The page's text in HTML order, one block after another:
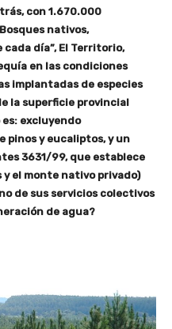
con 1.670.000
nativos,
día”, El Territorio,
en las condiciones
implantadas de especies
la superficie provincial
excluyendo
pinos y eucaliptos, y un
3631/99, que establece
el monte nativo privado)
de sus servicios colectivos
de agua?